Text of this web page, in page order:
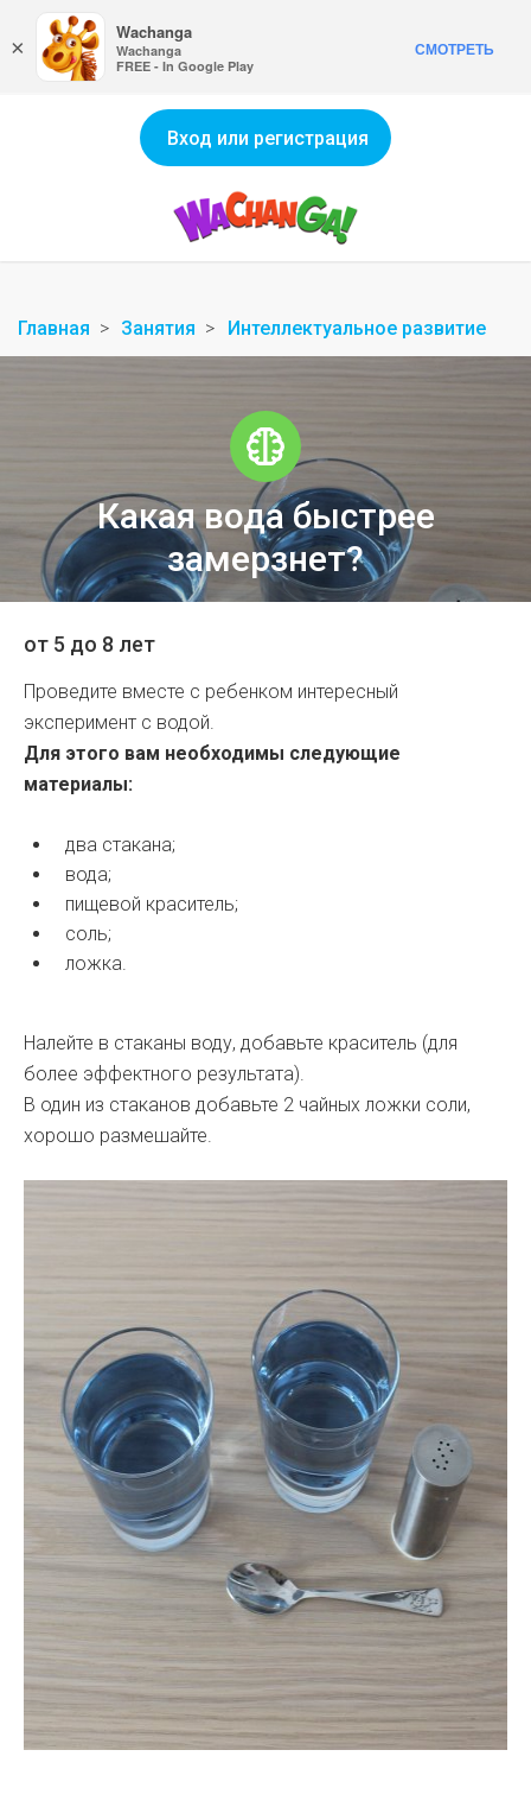
Вход или регистрация
Главная Занятия Интеллектуальное развитие
Какая вода быстрее
замерзнет?
от 5 до 8 лет
Проведите вместе с ребенком интересный
эксперимент с водой.
Для этого вам необходимы следующие
материалы:
два стакана;
вода;
пищевой краситель;
соль;
ложка.
Налейте в стаканы воду, добавьте краситель (для
более эффектного результата).
В один из стаканов добавьте 2 чайных ложки соли,
хорошо размешайте.
×
Wachanga
Wachanga
FREE - In Google Play
СМОТРЕТЬ